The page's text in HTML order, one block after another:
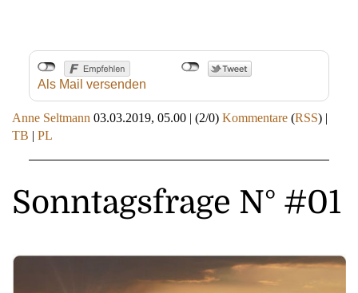
Als Mail versenden
Anne Seltmann 03.03.2019, 05.00 | (2/0) Kommentare (RSS) |
TB | PL
Sonntagsfrage N° #01